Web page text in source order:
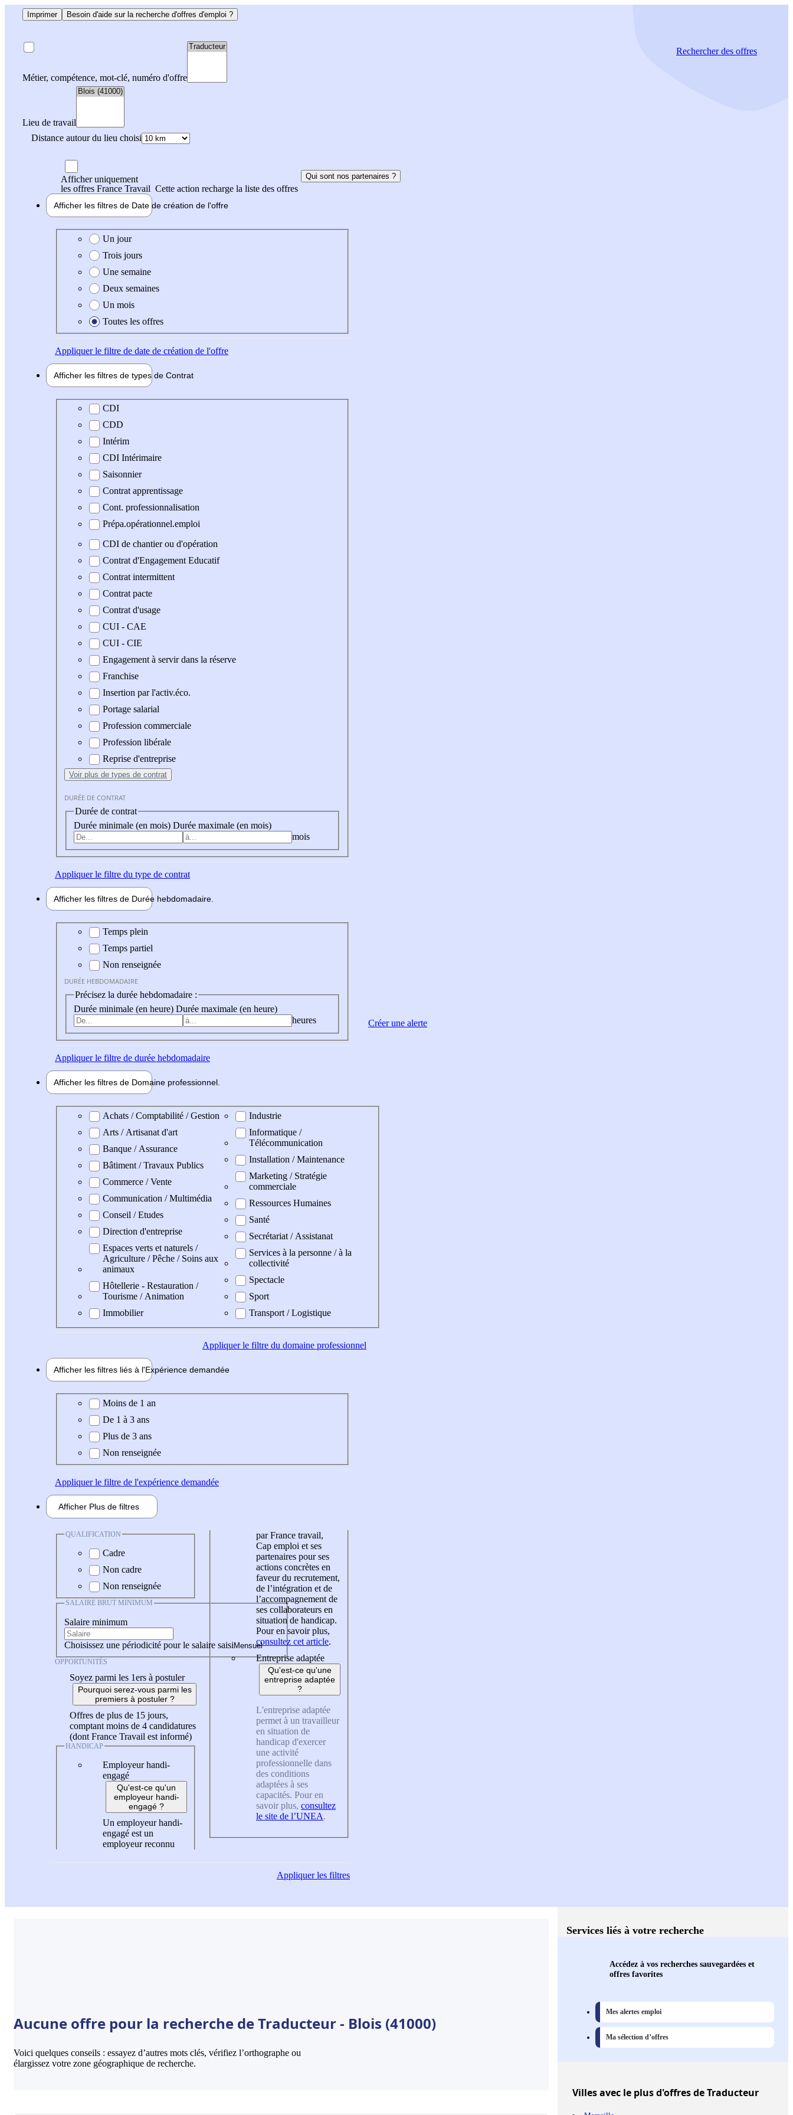
Imprimer Besoin d'aide sur la recherche d'offres d'emploi ?
Métier, compétence, mot-clé, numéro d'offre
Lieu de travail
Distance autour du lieu choisi
Rechercherdes offres
Afficher uniquement
les offres France Travail Cette action recharge la liste des offres
Qui sont nos partenaires ?
Afficher les filtres de Date de création de l'offre
Date de création de l'offre
Un jour
Trois jours
Une semaine
Deux semaines
Un mois
Toutes les offres
Appliquerle filtre de date de création de l'offre
Afficher les filtres de types de Contrat
Type de contrat
CDI
CDD
Intérim
CDI Intérimaire
Saisonnier
Contrat apprentissage
Cont. professionnalisation
Prépa.opérationnel.emploi
CDI de chantier ou d'opération
Contrat d'Engagement Educatif
Contrat intermittent
Contrat pacte
Contrat d'usage
CUI - CAE
CUI - CIE
Engagement à servir dans la réserve
Franchise
Insertion par l'activ.éco.
Portage salarial
Profession commerciale
Profession libérale
Reprise d'entreprise
Voir plus de types de contrat
DURÉE DE CONTRAT
Durée de contrat
Durée minimale (en mois) Durée maximale (en mois)
mois
Appliquerle filtre du type de contrat
Afficher les filtres de Durée hebdomadaire
Durée hebdomadaire
Temps plein
Temps partiel
Non renseignée
DURÉE HEBDOMADAIRE
Précisez la durée hebdomadaire :
Durée minimale (en heure) Durée maximale (en heure)
heures
Appliquerle filtre de durée hebdomadaire
Afficher les filtres de Domaine professionnel
Domaine professionel
Achats / Comptabilité / Gestion
Arts / Artisanat d'art
Banque / Assurance
Bâtiment / Travaux Publics
Commerce / Vente
Communication / Multimédia
Conseil / Etudes
Direction d'entreprise
Espaces verts et naturels /
Agriculture / Pêche / Soins aux
animaux
Hôtellerie - Restauration /
Tourisme / Animation
Immobilier
Industrie
Informatique /
Télécommunication
Installation / Maintenance
Marketing / Stratégie
commerciale
Ressources Humaines
Santé
Secrétariat / Assistanat
Services à la personne / à la
collectivité
Spectacle
Sport
Transport / Logistique
Appliquerle filtre du domaine professionnel
Afficher les filtres liés à l'Expérience demandée
Expérience demandée
Moins de 1 an
De 1 à 3 ans
Plus de 3 ans
Non renseignée
Appliquerle filtre de l'expérience demandée
Afficher Plus de filtres
QUALIFICATION
Cadre
Non cadre
Non renseignée
SALAIRE BRUT MINIMUM
Salaire minimum
Choisissez une périodicité pour le salaire saisi
OPPORTUNITÉS
Soyez parmi les 1ers à postuler
Pourquoi serez-vous parmi les
premiers à postuler ?
Offres de plus de 15 jours,
comptant moins de 4 candidatures
(dont France Travail est informé)
HANDICAP
Employeur handi-
engagé
Qu'est-ce qu'un
employeur handi-
engagé ?
Un employeur handi-
engagé est un
employeur reconnu
par France travail,
Cap emploi et ses
partenaires pour ses
actions concrètes en
faveur du recrutement,
de l’intégration et de
l’accompagnement de
ses collaborateurs en
situation de handicap.
Pour en savoir plus,
consultez cet article.
Entreprise adaptée
Qu'est-ce qu'une
entreprise adaptée
?
L'entreprise adaptée
permet à un travailleur
en situation de
handicap d'exercer
une activité
professionnelle dans
des conditions
adaptées à ses
capacités. Pour en
savoir plus, consultez
le site de l’UNEA.
Appliquerles filtres
Créer une alerte
Aucune offre pour la recherche de Traducteur - Blois (41000)
Voici quelques conseils : essayez d’autres mots clés, vérifiez l’orthographe ou
élargissez votre zone géographique de recherche.
Services liés à votre recherche
Accédez à vos recherches sauvegardées et
offres favorites
Mes alertes emploi
Ma sélection d’offres
Villesavec le plus d'offres de Traducteur